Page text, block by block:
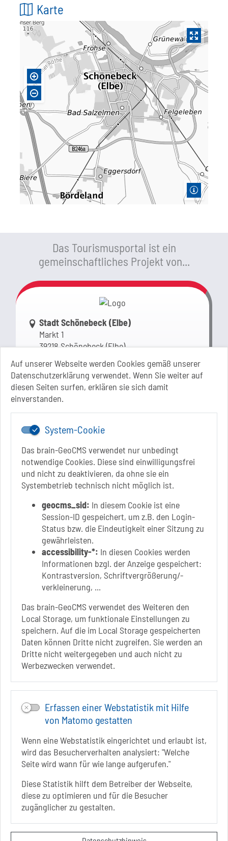
Auf unserer Webseite werden Cookies gemäß unserer
Datenschutzerklärung verwendet. Wenn Sie weiter auf
diesen Seiten surfen, erklären sie sich damit
einverstanden.
System-Cookie
Das brain-GeoCMS verwendet nur unbedingt
notwendige Cookies. Diese sind einwilligungsfrei
und nicht zu deaktivieren, da ohne sie ein
Systembetrieb technisch nicht möglich ist.
geocms_sid: In diesem Cookie ist eine
Session-ID gespeichert, um z.B. den Login-
Status bzw. die Eindeutigkeit einer Sitzung zu
gewährleisten.
accessibility-*: In diesen Cookies werden
Informationen bzgl. der Anzeige gespeichert:
Kontrastversion, Schriftvergrößerung/-
verkleinerung, ...
Das brain-GeoCMS verwendet des Weiteren den
Local Storage, um funktionale Einstellungen zu
speichern. Auf die im Local Storage gespeicherten
Daten können Dritte nicht zugreifen. Sie werden an
Dritte nicht weitergegeben und auch nicht zu
Werbezwecken verwendet.
Erfassen einer Webstatistik mit Hilfe
von Matomo gestatten
Wenn eine Webstatistik eingerichtet und erlaubt ist,
wird das Besucherverhalten analysiert: "Welche
Seite wird wann für wie lange aufgerufen."
Diese Statistik hilft dem Betreiber der Webseite,
diese zu optimieren und für die Besucher
zugänglicher zu gestalten.
Karte
Das Tourismusportal ist ein
gemeinschaftliches Projekt von...
Link zur Google-Maps Navigation
Stadt Schönebeck (Elbe)
Markt 1
39218 Schönebeck (Elbe)
+49 3928 710-0
+49 3928 710-199
stadt.sbk[at]schoenebeck-elbe.de
www.schoenebeck.de
Mo.: 13 Uhr - 15 Uhr
13 Uhr - 18 Uhr
Do.: 9 Uhr - 11.30 Uhr
Fr.: nach Vereinbarung
FACEBOOK
INSTAGRAM
Link zur Google-Maps Navigation
SOLEPARK Schönebeck/Bad Salzelmen
Eigenbetrieb der Stadt Schönebeck (Elbe)
Badepark 1
39218 Schönebeck (Elbe)
+49 3928 7055-0
info[at]solepark.de
www.visitschoenebeck.de
Infos zur Barrierefreiheit
Sie befinden sich hier Startseite
informiert
Unterkünfte